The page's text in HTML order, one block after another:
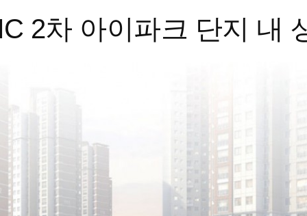
2차 아이파크 단지 내